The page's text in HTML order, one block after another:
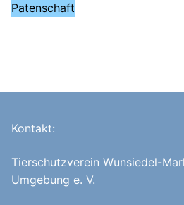
Patenschaft
Kontakt:
Tierschutzverein Wunsiedel-
Umgebung e. V.